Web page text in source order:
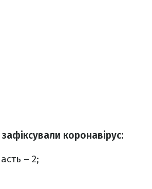
коронавірус:
– 2;